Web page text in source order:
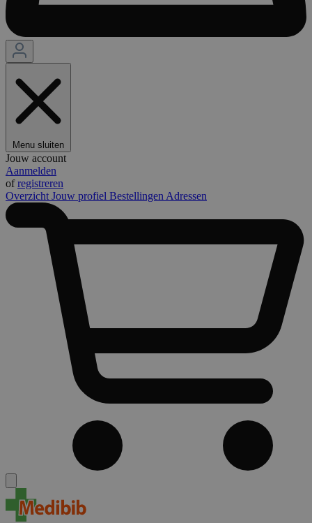
Menu sluiten
Jouw account
Aanmelden
ofregistreren
Overzicht Jouw profiel Bestellingen Adressen